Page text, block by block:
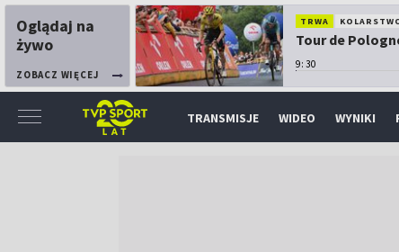
Oglądaj na
żywo
ZOBACZ WIĘCEJ
TRWA
Tour de
9:30
TRANSMISJE WIDEO WYNIKI